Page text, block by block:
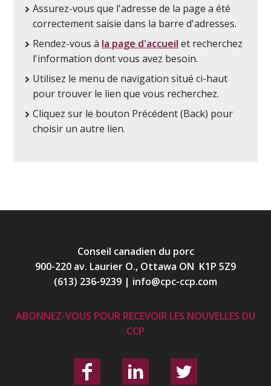
Assurez-vous que l'adresse de la page a été
correctement saisie dans la barre d'adresses.
Rendez-vous à la page d'accueil et recherchez
l'information dont vous avez besoin.
Utilisez le menu de navigation situé ci-haut
pour trouver le lien que vous recherchez.
Cliquez sur le bouton Précédent (Back) pour
choisir un autre lien.
Conseil canadien du porc
900-220 av. Laurier O., Ottawa ON K1P 5Z9
(613) 236-9239 | info@cpc-ccp.com
ABONNEZ-VOUS POUR RECEVOIR LES NOUVELLES DU
CCP